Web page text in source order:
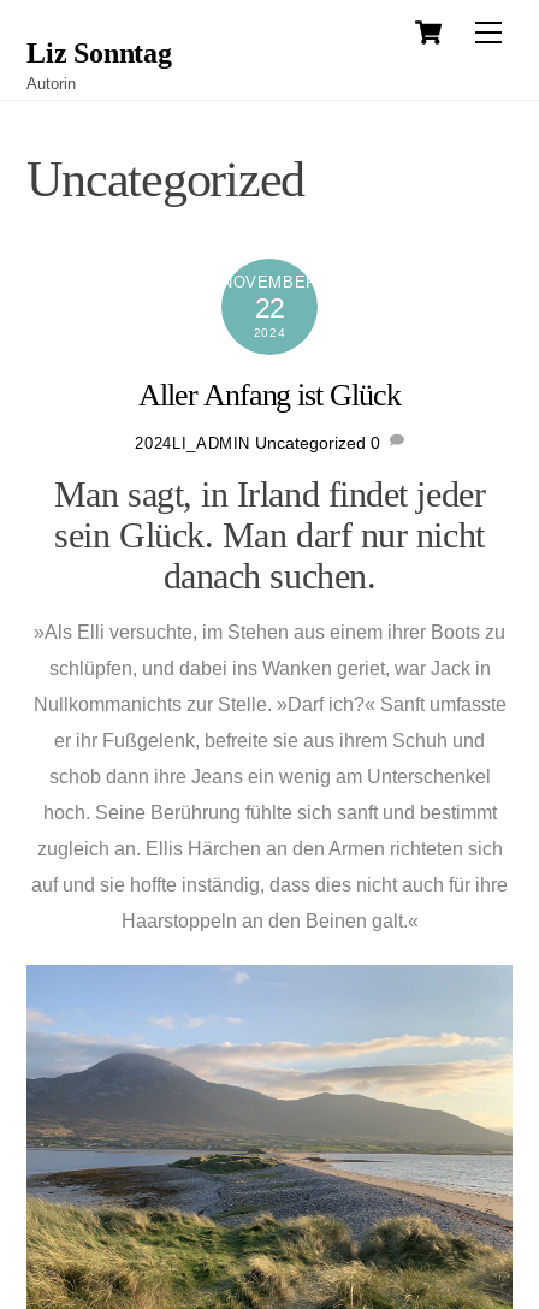
content
Cart
Liz Sonntag
Autorin
Uncategorized
NOVEMBER
22
2024
Aller Anfang ist Glück
2024LI_ADMIN Uncategorized 0
Man sagt, in Irland findet jeder
sein Glück. Man darf nur nicht
danach suchen.
»Als Elli versuchte, im Stehen aus einem ihrer Boots zu
schlüpfen, und dabei ins Wanken geriet, war Jack in
Nullkommanichts zur Stelle. »Darf ich?« Sanft umfasste
er ihr Fußgelenk, befreite sie aus ihrem Schuh und
schob dann ihre Jeans ein wenig am Unterschenkel
hoch. Seine Berührung fühlte sich sanft und bestimmt
zugleich an. Ellis Härchen an den Armen richteten sich
auf und sie hoffte inständig, dass dies nicht auch für ihre
Haarstoppeln an den Beinen galt.«